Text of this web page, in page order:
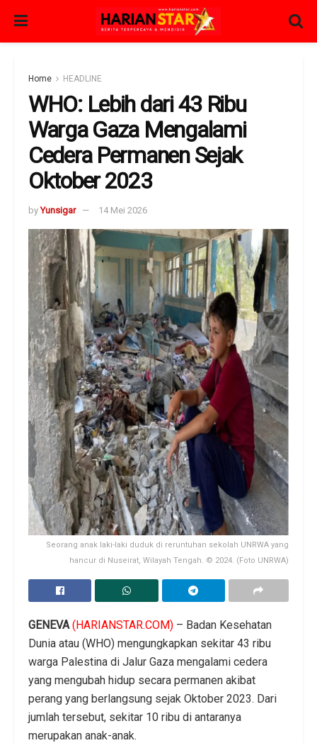
Home HEADLINE
WHO: Lebih dari 43 Ribu
Warga Gaza Mengalami
Cedera Permanen Sejak
Oktober 2023
by Yunsigar 14 Mei 2026
Seorang anak laki-laki duduk di reruntuhan sekolah UNRWA yang
hancur di Nuseirat, Wilayah Tengah. © 2024. (Foto UNRWA)
GENEVA (HARIANSTAR.COM) – Badan Kesehatan
Dunia atau (WHO) mengungkapkan sekitar 43 ribu
warga Palestina di Jalur Gaza mengalami cedera
yang mengubah hidup secara permanen akibat
perang yang berlangsung sejak Oktober 2023. Dari
jumlah tersebut, sekitar 10 ribu di antaranya
merupakan anak-anak.